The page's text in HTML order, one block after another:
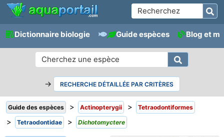
Dictionnaire biologie Guide espèces Blog et
→ RECHERCHE DÉTAILLÉE PAR CRITÈRES
Guide des espèces > Actinopterygii > Tetraodontiformes
> Tetraodontidae > Dichotomyctere